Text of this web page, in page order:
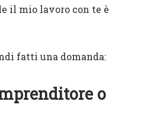
il mio lavoro con te è
fatti una domanda:
o